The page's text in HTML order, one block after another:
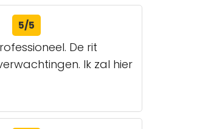
5/5
De rit
Ik zal hier